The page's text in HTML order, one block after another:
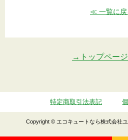
≪ 一覧に戻
→トップペー
特定商取引法表記
Copyright © エコキュートなら株式会社